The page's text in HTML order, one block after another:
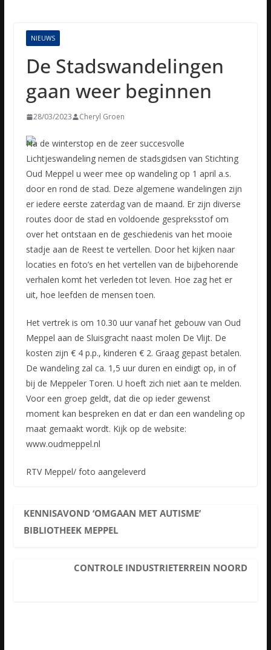
NIEUWS
De Stadswandelingen
gaan weer beginnen
28/03/2023 Cheryl Groen
Na de winterstop en de zeer succesvolle
Lichtjeswandeling nemen de stadsgidsen van Stichting
Oud Meppel u weer mee op wandeling op 1 april a.s.
door en rond de stad. Deze algemene wandelingen zijn
eriedere eerste zaterdag van de maand. Er zijn diverse
routes door de stad en voldoende gespreksstof om
over het ontstaan en de geschiedenis van het mooie
stadje aan de Reest te vertellen. Door het kijken naar
locaties en foto’s en het vertellen van de bijbehorende
verhalen komt het verleden tot leven. Hoe zag het er
uit, hoe leefden de mensen toen.
Het vertrek is om 10.30 uur vanaf het gebouw van Oud
Meppel aan de Sluisgracht naast molen De Vlijt. De
kosten zijn € 4 p.p., kinderen € 2. Graag gepast betalen.
De wandeling zal ca. 1,5 uur duren en eindigt op, in of
bij de Meppeler Toren. U hoeft zich niet aan te melden.
Voor een groep geldt, dat die op ieder gewenst
moment kan bespreken en dat er dan een wandeling op
maat gemaakt wordt. Kijk op de website:
www.oudmeppel.nl
RTV Meppel/ foto aangeleverd
KENNISAVOND ‘OMGAAN MET AUTISME’
BIBLIOTHEEK MEPPEL
CONTROLE INDUSTRIETERREIN NOORD